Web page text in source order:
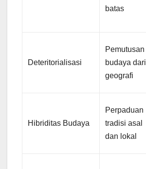
batas
Deteritorialisasi
Pemutusan
budaya dari
geografi
Hibriditas Budaya
Perpaduan
tradisi asal
dan lokal